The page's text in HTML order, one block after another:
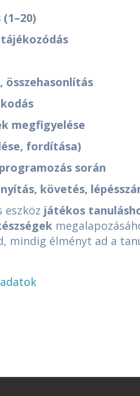
összehasonlítás
megfigyelése
fordítása)
során
követés,
eszköz játékos
mindig élményt ad a